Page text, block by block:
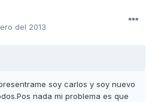
del 2013
soy carlos y soy nuevo
nada mi problema es que